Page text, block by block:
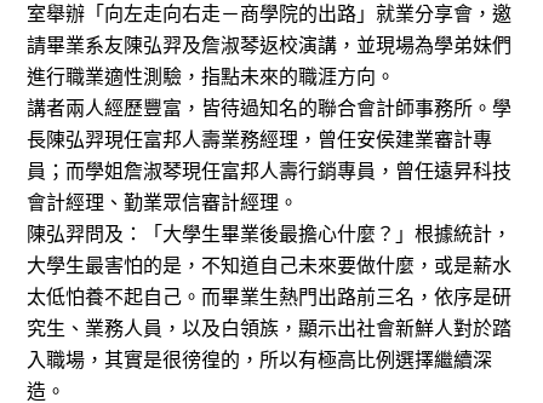
室舉辦「向左走向右走－商學院的出路」就業分享會，邀
請畢業系友陳弘羿及詹淑琴返校演講，並現場為學弟妹們
進行職業適性測驗，指點未來的職涯方向。
講者兩人經歷豐富，皆待過知名的聯合會計師事務所。學
長陳弘羿現任富邦人壽業務經理，曾任安侯建業審計專
員；而學姐詹淑琴現任富邦人壽行銷專員，曾任遠昇科技
會計經理、勤業眾信審計經理。
陳弘羿問及：「大學生畢業後最擔心什麼？」根據統計，
大學生最害怕的是，不知道自己未來要做什麼，或是薪水
太低怕養不起自己。而畢業生熱門出路前三名，依序是研
究生、業務人員，以及白領族，顯示出社會新鮮人對於踏
入職場，其實是很徬徨的，所以有極高比例選擇繼續深
造。